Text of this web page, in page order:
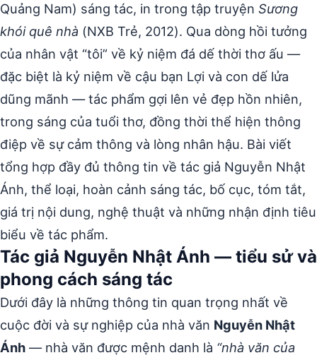
Quảng Nam) sáng tác, in trong tập truyện Sương
khói quê nhà (NXB Trẻ, 2012). Qua dòng hồi tưởng
của nhân vật “tôi” về kỷ niệm đá dế thời thơ ấu —
đặc biệt là kỷ niệm về cậu bạn Lợi và con dế lửa
dũng mãnh — tác phẩm gợi lên vẻ đẹp hồn nhiên,
trong sáng của tuổi thơ, đồng thời thể hiện thông
điệp về sự cảm thông và lòng nhân hậu. Bài viết
tổng hợp đầy đủ thông tin về tác giả Nguyễn Nhật
Ánh, thể loại, hoàn cảnh sáng tác, bố cục, tóm tắt,
giá trị nội dung, nghệ thuật và những nhận định tiêu
biểu về tác phẩm.
Tác giả Nguyễn Nhật Ánh — tiểu sử và
phong cách sáng tác
Dưới đây là những thông tin quan trọng nhất về
cuộc đời và sự nghiệp của nhà văn Nguyễn Nhật
Ánh — nhà văn được mệnh danh là “nhà văn của